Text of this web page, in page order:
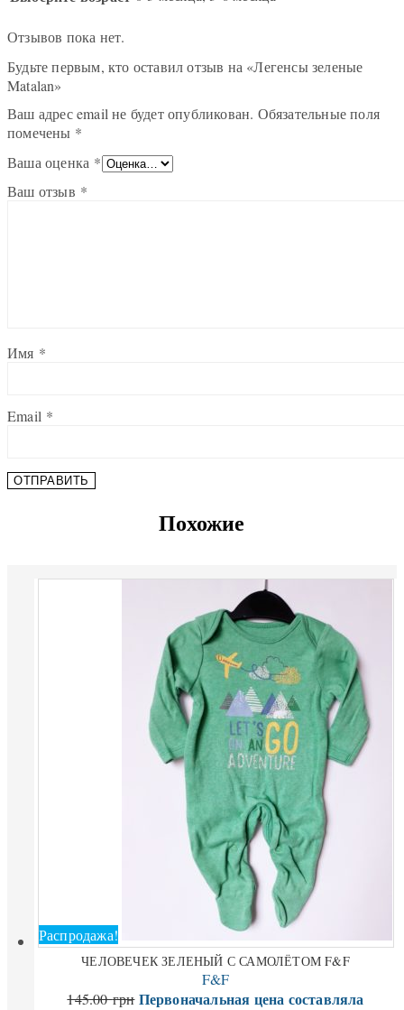
Отзывов пока нет.
Будьте первым, кто оставил отзыв на «Легенсы зеленые
Matalan»
Ваш адрес email не будет опубликован. Обязательные поля
помечены *
Ваша оценка *
Ваш отзыв *
Имя *
Email *
Похожие
Распродажа!
ЧЕЛОВЕЧЕК ЗЕЛЕНЫЙ С САМОЛЁТОМ F&F
F&F
145.00грн Первоначальная цена составляла